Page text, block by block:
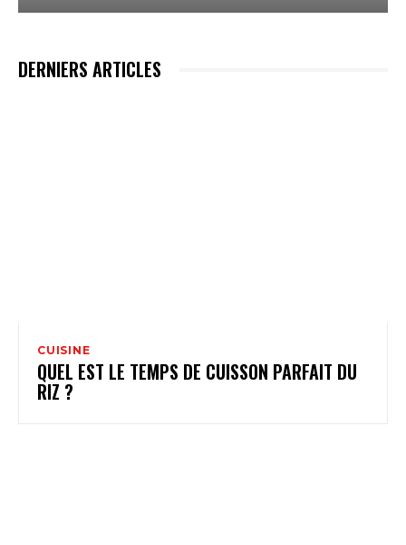
DERNIERS ARTICLES
CUISINE
QUEL EST LE TEMPS DE CUISSON PARFAIT DU
RIZ ?